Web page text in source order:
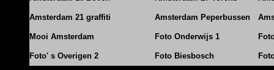
Amsterdam 21 graffiti Amsterdam Peperbussen
Mooi Amsterdam Foto Onderwijs 1
Foto' s Overigen 2 Foto Biesbosch